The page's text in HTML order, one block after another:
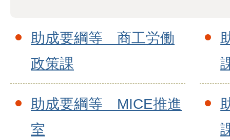
助成要綱等 商工労働
政策課
助成要綱等 MICE推進
室